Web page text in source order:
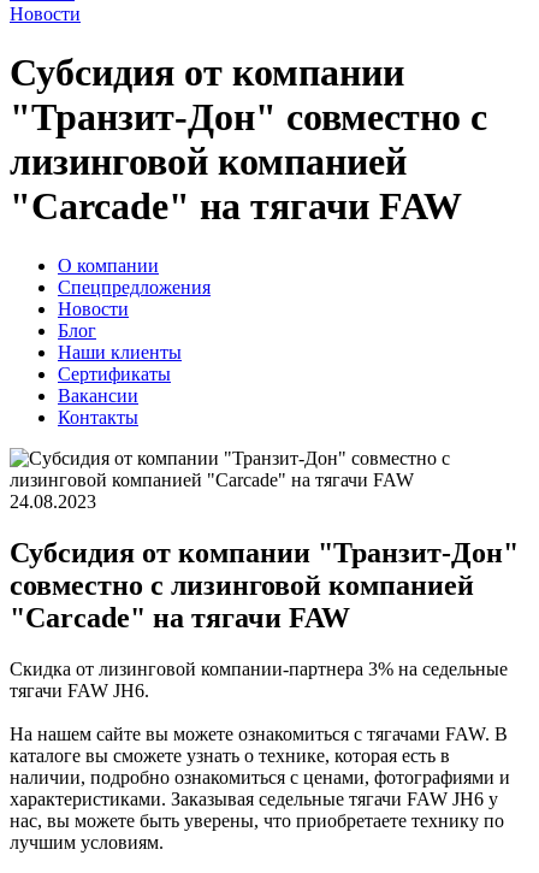
Новости
Субсидия от компании
"Транзит-Дон" совместно с
лизинговой компанией
"Сarcade" на тягачи FAW
О компании
Спецпредложения
Новости
Блог
Наши клиенты
Сертификаты
Вакансии
Контакты
24.08.2023
Субсидия от компании "Транзит-Дон"
совместно с лизинговой компанией
"Сarcade" на тягачи FAW
Скидка от лизинговой компании-партнера 3% на седельные
тягачи FAW JH6.
На нашем сайте вы можете ознакомиться с тягачами FAW. В
каталоге вы сможете узнать о технике, которая есть в
наличии, подробно ознакомиться с ценами, фотографиями и
характеристиками. Заказывая седельные тягачи FAW JH6 у
нас, вы можете быть уверены, что приобретаете технику по
лучшим условиям.